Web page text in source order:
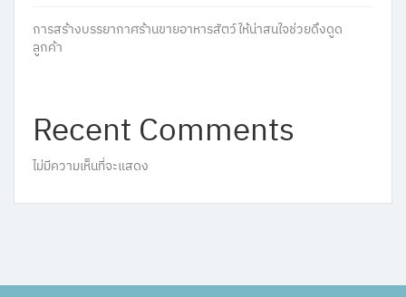
การสร้างบรรยากาศร้านขายอาหารสัตว์ให้น่าสนใจช่วยดึงดูด
ลูกค้า
Recent Comments
ไม่มีความเห็นที่จะแสดง